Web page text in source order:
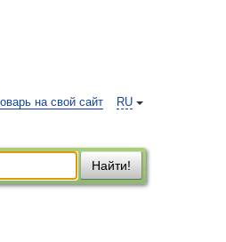
RU
на свой сайт
Найти!